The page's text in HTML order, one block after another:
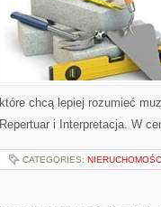
które chcą lepiej rozumieć
Repertuar i Interpretacja. W
CATEGORIES: